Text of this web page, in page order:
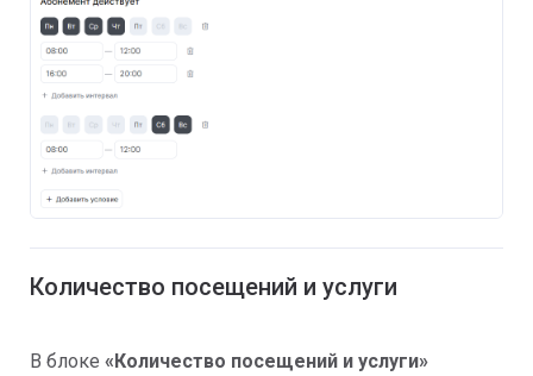
Количество посещений и услуги
В блоке «Количество посещений и услуги»